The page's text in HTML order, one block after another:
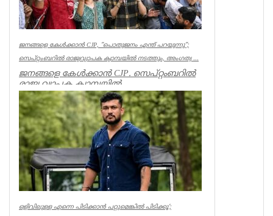
ജനങ്ങളെ കേൾക്കാൻ CJP, ”പൊതുജനം എന്ത് പറയുന്നു”;
സെപ്റ്റംബറിൽ രാജ്യവ്യാപക ക്യാമ്പയിൽ നടത്തും, അംഗത്വ ...
ജനങ്ങളെ കേൾക്കാൻ CJP. സെപ്റ്റംബറിൽ
രാജ്യ വ്യാപക ക്യാമ്പയിൽ
നടത്തും.”പൊതുജനം എന്ത് പറയുന്നു” എന്ന
പേ...
India
ഒളിവിലുള്ള എന്നെ പിടിക്കാൻ പറ്റുമെങ്കിൽ പിടിക്കൂ’;